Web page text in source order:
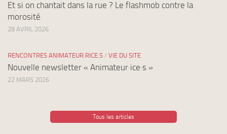
Et si on chantait dans la rue ? Le flashmob contre la
morosité
28 AVRIL 2026
RENCONTRES ANIMATEUR.RICE.S / VIE DU SITE
Nouvelle newsletter « Animateur·ice·s »
22 MARS 2026
Tous les articles